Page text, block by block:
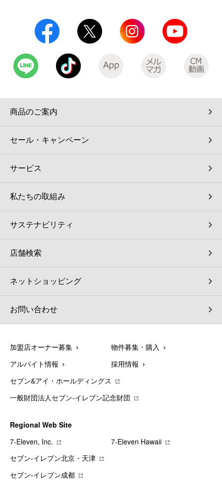
商品のご案内
セール・キャンペーン
サービス
私たちの取組み
サステナビリティ
店舗検索
ネットショッピング
お問い合わせ
加盟店オーナー募集 物件募集・購入
アルバイト情報 採用情報
セブン&アイ・ホールディングス
一般財団法人セブン-イレブン記念財団
Regional Web Site
7‐Eleven, Inc.
7‐Eleven Hawaii
セブン‐イレブン北京・天津
セブン‐イレブン成都